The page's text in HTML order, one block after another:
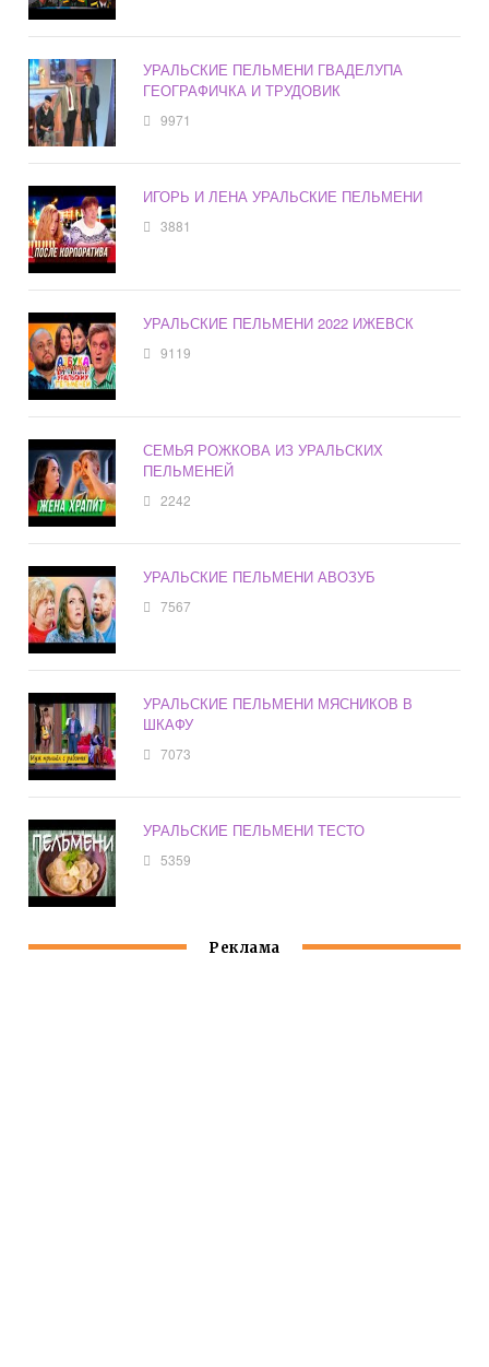
УРАЛЬСКИЕ ПЕЛЬМЕНИ ГВАДЕЛУПА
ГЕОГРАФИЧКА И ТРУДОВИК
9971
ИГОРЬ И ЛЕНА УРАЛЬСКИЕ ПЕЛЬМЕНИ
3881
УРАЛЬСКИЕ ПЕЛЬМЕНИ 2022 ИЖЕВСК
9119
СЕМЬЯ РОЖКОВА ИЗ УРАЛЬСКИХ
ПЕЛЬМЕНЕЙ
2242
УРАЛЬСКИЕ ПЕЛЬМЕНИ АВОЗУБ
7567
УРАЛЬСКИЕ ПЕЛЬМЕНИ МЯСНИКОВ В
ШКАФУ
7073
УРАЛЬСКИЕ ПЕЛЬМЕНИ ТЕСТО
5359
Реклама